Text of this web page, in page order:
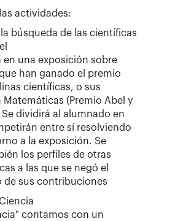
actividades:
la búsqueda de las científicas
en una exposición sobre
han ganado el premio
científicas, o sus
(Premio Abel y
Se dividirá al alumnado en
entre sí resolviendo
a la exposición. Se
los perfiles de otras
a las que se negó el
de sus contribuciones
contamos con un